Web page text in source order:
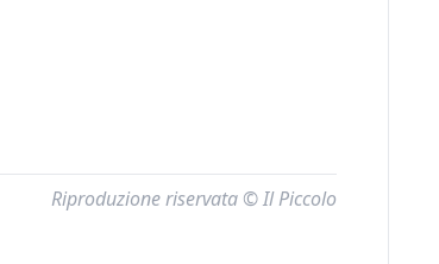
Riproduzione riservata © Il Piccolo